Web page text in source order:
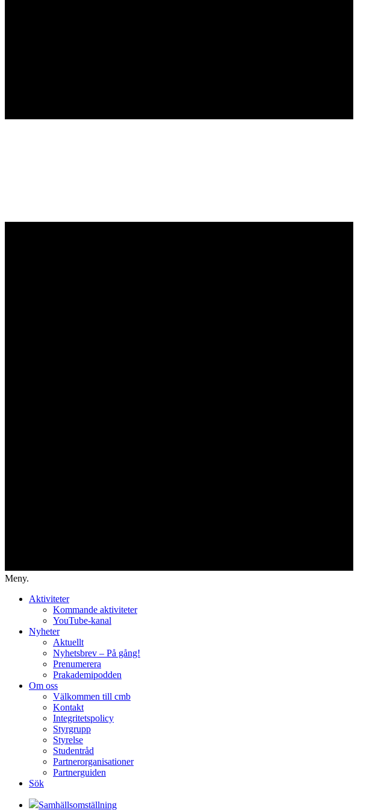
Meny.
Aktiviteter
Kommande aktiviteter
YouTube-kanal
Nyheter
Aktuellt
Nyhetsbrev – På gång!
Prenumerera
Prakademipodden
Om oss
Välkommen till cmb
Kontakt
Integritetspolicy
Styrgrupp
Styrelse
Studentråd
Partnerorganisationer
Partnerguiden
Sök
Samhällsomställning